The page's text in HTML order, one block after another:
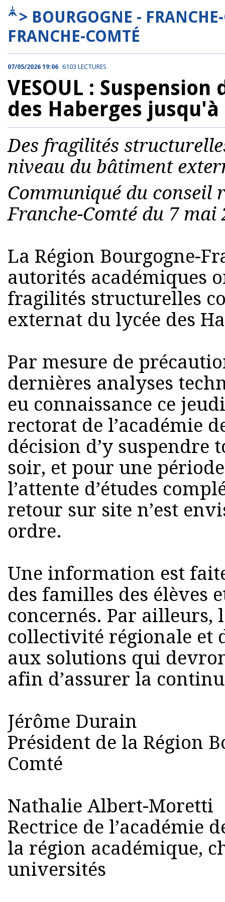
> BOURGOGNE -
FRANCHE-COMTÉ
07/05/2026 19:06 6103 LECTURES
VESOUL :
des Haberges
Des fragilités
niveau du bâtiment
Communiqué du conseil
Franche-Comté du 7 mai
La Région Bourgogne-
autorités académiques
fragilités structurelles
externat du lycée des
Par mesure de
dernières analyses
eu connaissance ce
rectorat de l’académie
décision d’y suspendre
soir, et pour une
l’attente d’études
retour sur site n’est
ordre.
Une information est
des familles des élèves
concernés. Par ailleurs,
collectivité régionale
aux solutions qui
afin d’assurer la
Jérôme Durain
Président de la Région
Comté
Nathalie Albert-Moretti
Rectrice de l’académie
la région académique,
universités